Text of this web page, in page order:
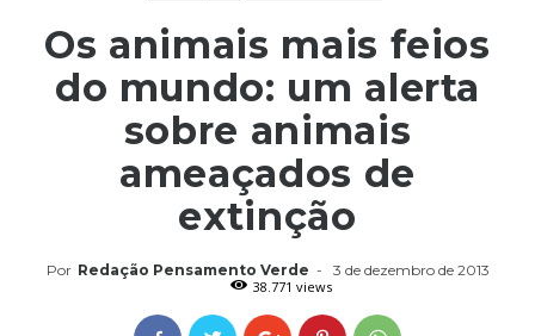
Os animais mais feios
do mundo: um alerta
sobre animais
ameaçados de
extinção
Por Redação Pensamento Verde -
3 de dezembro de 2013
38.771 views